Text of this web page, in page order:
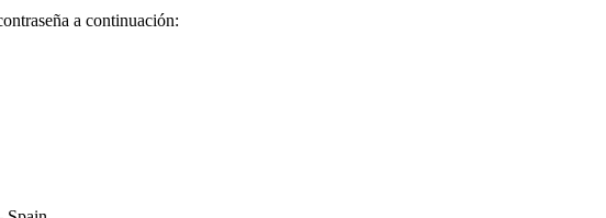
a continuación: